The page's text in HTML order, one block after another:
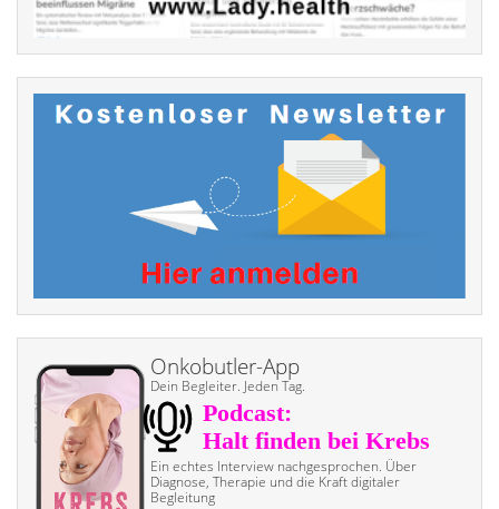
Onkobutler-App
Dein Begleiter. Jeden Tag.
Ein echtes Interview nach­gesprochen. Über
Diagnose, Therapie und die Kraft digitaler
Begleitung